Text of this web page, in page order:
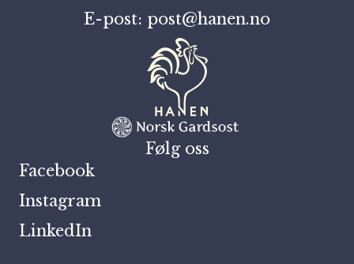
E-post: post@hanen.no
Følg oss
Facebook
Instagram
LinkedIn